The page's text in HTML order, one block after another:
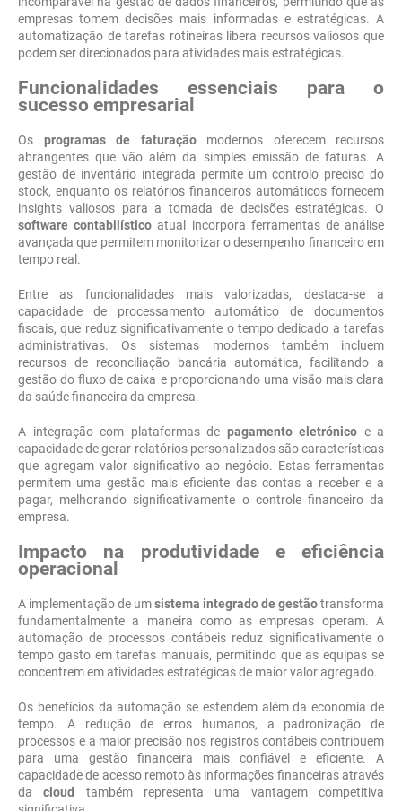
empresas tomem decisões mais informadas e estratégicas. A
automatização de tarefas rotineiras libera recursos valiosos que
podem ser direcionados para atividades mais estratégicas.
Funcionalidades essenciais para o
sucesso empresarial
Os programas de faturaçãomodernos oferecem recursos
abrangentes que vão além da simples emissão de faturas. A
gestão de inventário integrada permite um controlo preciso do
stock, enquanto os relatórios financeiros automáticos fornecem
insights valiosos para a tomada de decisões estratégicas. O
software contabilístico atual incorpora ferramentas de análise
avançada que permitem monitorizar o desempenho financeiro em
tempo real.
Entre as funcionalidades mais valorizadas, destaca-se a
capacidade de processamento automático de documentos
fiscais, que reduz significativamente o tempo dedicado a tarefas
administrativas. Os sistemas modernos também incluem
recursos de reconciliação bancária automática, facilitando a
gestão do fluxo de caixa e proporcionando uma visão mais clara
da saúde financeira da empresa.
A integração com plataformas de pagamento eletrónico e a
capacidade de gerar relatórios personalizados são características
que agregam valor significativo ao negócio. Estas ferramentas
permitem uma gestão mais eficiente das contas a receber e a
pagar, melhorando significativamente o controle financeiro da
empresa.
Impacto na produtividade e eficiência
operacional
A implementação de umsistema integrado de gestãotransforma
fundamentalmente a maneira como as empresas operam. A
automação de processos contábeis reduz significativamente o
tempo gasto em tarefas manuais, permitindo que as equipas se
concentrem em atividades estratégicas de maior valor agregado.
Os benefícios da automação se estendem além da economia de
tempo. A redução de erros humanos, a padronização de
processos e a maior precisão nos registros contábeis contribuem
para uma gestão financeira mais confiável e eficiente. A
capacidade de acesso remoto às informações financeiras através
dacloud
também representa uma vantagem competitiva